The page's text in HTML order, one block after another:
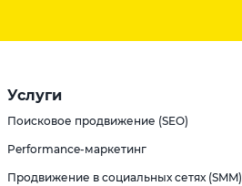
Услуги
Поисковое продвижение (SEO)
Performance-маркетинг
Продвижение в социальных сетях (SMM)